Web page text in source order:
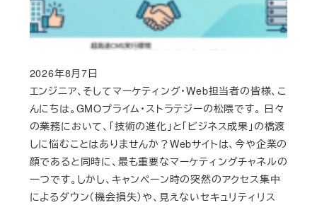
エンジニア、そしてマーケティング・Web担当者の皆様、こ
んにちは。GMOプライム・ストラテジーの松隈です。 日々
の業務において、「技術の進化」と「ビジネス成果」の橋渡
しに悩むことはありませんか？Webサイトは、今や企業の
顔であると同時に、最も重要なマーケティングチャネルの
一つです。しかし、キャンペーン時の突然のアクセス集中
によるダウン（機会損失）や、見えないセキュリティリス
Published
2026年8月7日